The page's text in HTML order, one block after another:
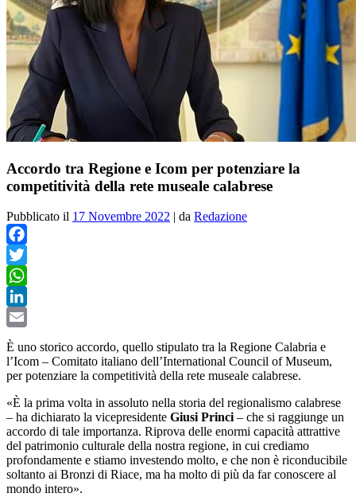
Accordo tra Regione e Icom per potenziare la
competitività della rete museale calabrese
Pubblicato il 17 Novembre 2022 | da Redazione
Facebook
Twitter
WhatsApp
LinkedIn
Email
È uno storico accordo, quello stipulato tra la Regione Calabria e
l’Icom – Comitato italiano dell’International Council of Museum,
per potenziare la competitività della rete museale calabrese.
«È la prima volta in assoluto nella storia del regionalismo calabrese
– ha dichiarato la vicepresidente Giusi Princi– che si raggiunge un
accordo di tale importanza. Riprova delle enormi capacità attrattive
del patrimonio culturale della nostra regione, in cui crediamo
profondamente e stiamo investendo molto, e che non è riconducibile
soltanto ai Bronzi di Riace, ma ha molto di più da far conoscere al
mondo intero».